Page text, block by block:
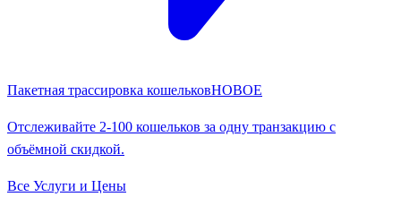
Пакетная трассировка кошельковНОВОЕ
Отслеживайте 2-100 кошельков за одну транзакцию с
объёмной скидкой.
Все Услуги и Цены